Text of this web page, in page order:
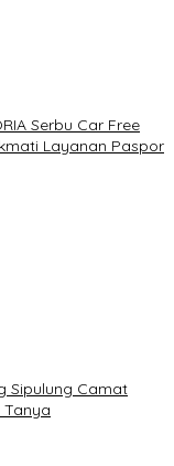
Serbu Car Free
Layanan Paspor
Sipulung Camat
Tanya